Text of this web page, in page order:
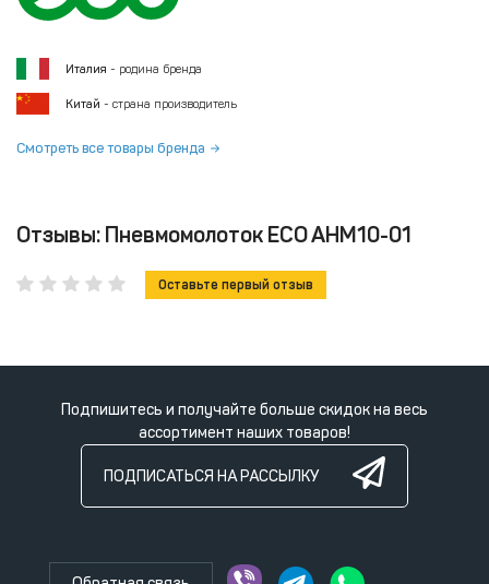
Италия - родина бренда
Китай - страна производитель
Смотреть все товары бренда
Отзывы: Пневмомолоток ECO AHM10-01
Оставьте первый отзыв
Подпишитесь и получайте больше скидок на весь
ассортимент наших товаров!
ПОДПИСАТЬСЯ НА РАССЫЛКУ